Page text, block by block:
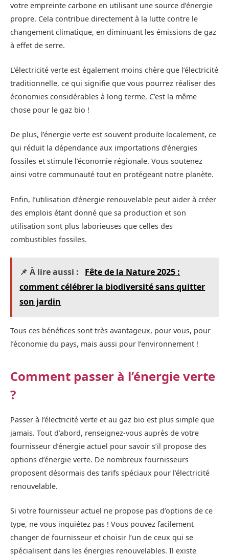
votre empreinte carbone en utilisant une source d’énergie
propre. Cela contribue directement à la lutte contre le
changement climatique, en diminuant les émissions de gaz
à effet de serre.
L’électricité verte est également moins chère que l’électricité
traditionnelle, ce qui signifie que vous pourrez réaliser des
économies considérables à long terme. C’est la même
chose pour le gaz bio !
De plus, l’énergie verte est souvent produite localement, ce
qui réduit la dépendance aux importations d’énergies
fossiles et stimule l’économie régionale. Vous soutenez
ainsi votre communauté tout en protégeant notre planète.
Enfin, l’utilisation d’énergie renouvelable peut aider à créer
des emplois étant donné que sa production et son
utilisation sont plus laborieuses que celles des
combustibles fossiles.
📌 À lire aussi :
Fête de la Nature 2025 :
comment célébrer la biodiversité sans quitter
son jardin
Tous ces bénéfices sont très avantageux, pour vous, pour
l’économie du pays, mais aussi pour l’environnement !
Comment passer à l’énergie verte
?
Passer à l’électricité verte et au gaz bio est plus simple que
jamais. Tout d’abord, renseignez-vous auprès de votre
fournisseur d’énergie actuel pour savoir s’il propose des
options d’énergie verte. De nombreux fournisseurs
proposent désormais des tarifs spéciaux pour l’électricité
renouvelable.
Si votre fournisseur actuel ne propose pas d’options de ce
type, ne vous inquiétez pas ! Vous pouvez facilement
changer de fournisseur et choisir l’un de ceux qui se
spécialisent dans les énergies renouvelables. Il existe